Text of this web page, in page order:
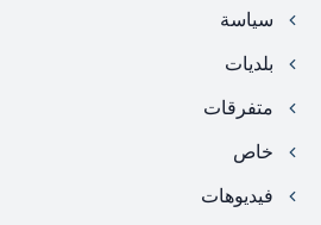
سياسة
بلديات
متفرقات
خاص
فيديوهات